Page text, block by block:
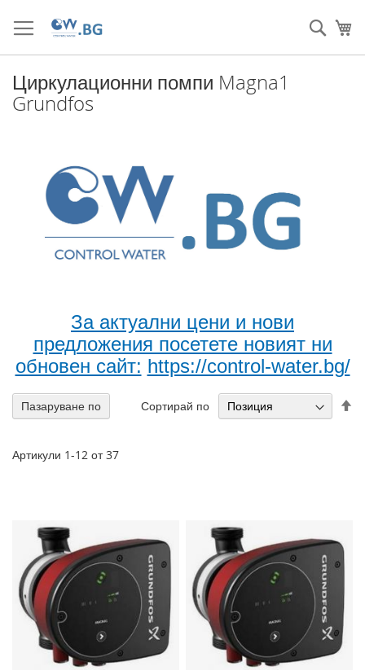
към
съдържанието
Циркулационни помпи Magna1
Grundfos
За актуални цени и нови
предложения посетете новият ни
обновен сайт: https://control-water.bg/
Артикули 1-12 от37
Сортирай по
Пазаруване по